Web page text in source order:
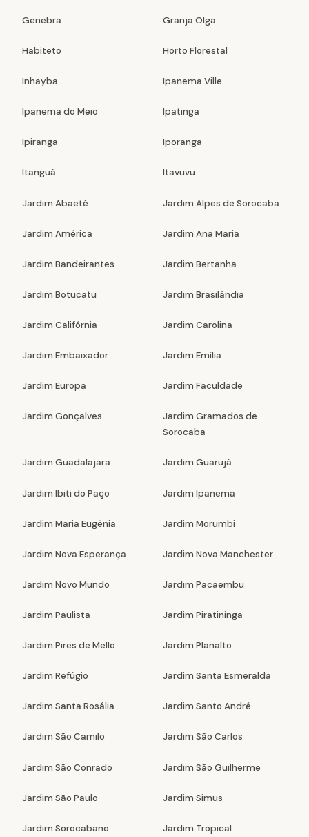
Genebra Granja Olga
Habiteto Horto Florestal
Inhayba Ipanema Ville
Ipanema do Meio Ipatinga
Ipiranga Iporanga
Itanguá Itavuvu
Jardim Abaeté Jardim Alpes de Sorocaba
Jardim América Jardim Ana Maria
Jardim Bandeirantes Jardim Bertanha
Jardim Botucatu Jardim Brasilândia
Jardim Califórnia Jardim Carolina
Jardim Embaixador Jardim Emília
Jardim Europa Jardim Faculdade
Jardim Gonçalves
Jardim Gramados de
Sorocaba
Jardim Guadalajara Jardim Guarujá
Jardim Ibiti do Paço Jardim Ipanema
Jardim Maria Eugênia Jardim Morumbi
Jardim Nova Esperança Jardim Nova Manchester
Jardim Novo Mundo Jardim Pacaembu
Jardim Paulista Jardim Piratininga
Jardim Pires de Mello Jardim Planalto
Jardim Refúgio Jardim Santa Esmeralda
Jardim Santa Rosália Jardim Santo André
Jardim São Camilo Jardim São Carlos
Jardim São Conrado Jardim São Guilherme
Jardim São Paulo Jardim Simus
Jardim Sorocabano Jardim Tropical